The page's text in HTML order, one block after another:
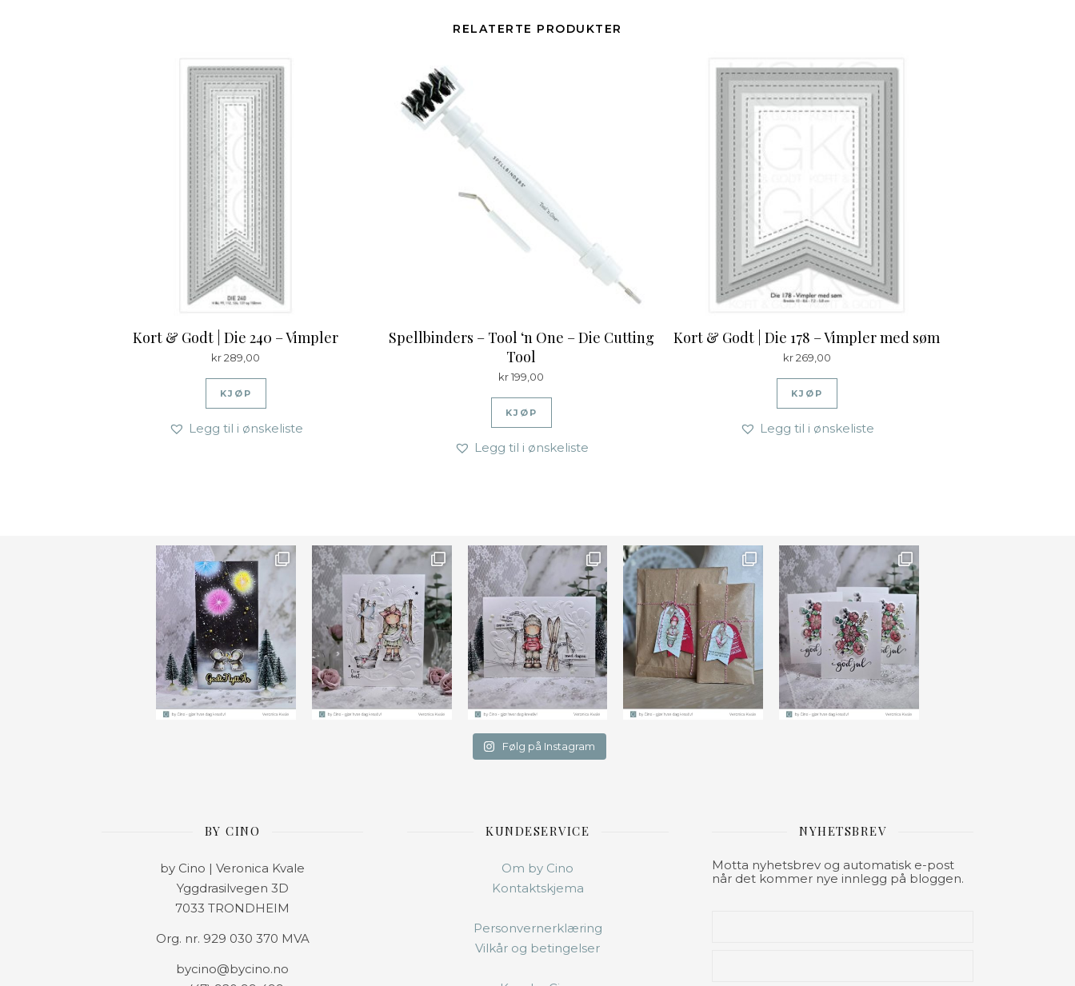
RELATERTE PRODUKTER
Kort & Godt | Die 240 – Vimpler
kr289,00
KJØP
Legg til i ønskeliste
Spellbinders – Tool ‘n One – Die Cutting
Tool
kr199,00
KJØP
Legg til i ønskeliste
Kort & Godt | Die 178 – Vimpler med søm
kr269,00
KJØP
Legg til i ønskeliste
Ønsk Farge
Følg på Instagram
BY CINO
by Cino | Veronica Kvale
Yggdrasilvegen 3D
7033 TRONDHEIM
Org. nr. 929 030 370 MVA
bycino@bycino.no
KUNDESERVICE
Om by Cino
Kontaktskjema
Personvernerklæring
Vilkår og betingelser
NYHETSBREV
Motta nyhetsbrev og automatisk e-post
når det kommer nye innlegg på bloggen.